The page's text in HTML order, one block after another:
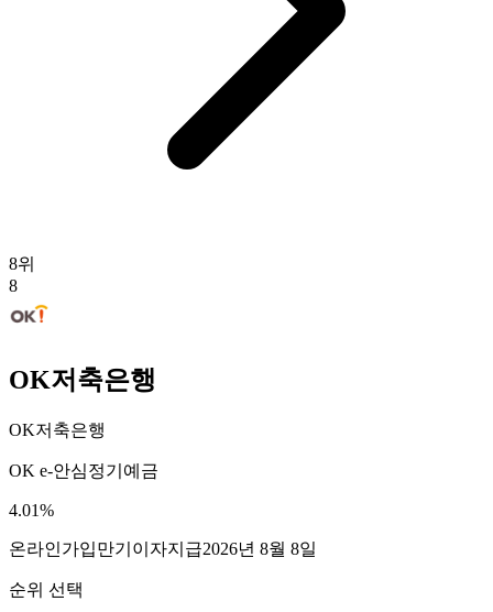
8위
8
OK저축은행
OK저축은행
OK e-안심정기예금
4.01%
온라인가입만기이자지급2026년 8월 8일
순위 선택